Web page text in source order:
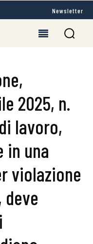
Newsletter
2025, n.
lavoro,
in una
violazione
deve